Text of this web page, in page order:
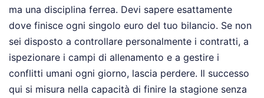
ma una disciplina ferrea. Devi sapere esattamente
dove finisce ogni singolo euro del tuo bilancio. Se non
sei disposto a controllare personalmente i contratti, a
ispezionare i campi di allenamento e a gestire i
conflitti umani ogni giorno, lascia perdere. Il successo
qui si misura nella capacità di finire la stagione senza